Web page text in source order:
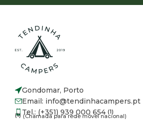
Gondomar, Porto
Email: info@tendinhacampers.pt
Tel.: (+351) 939 000 654 (1)
(1) (Chamada para rede móvel nacional)